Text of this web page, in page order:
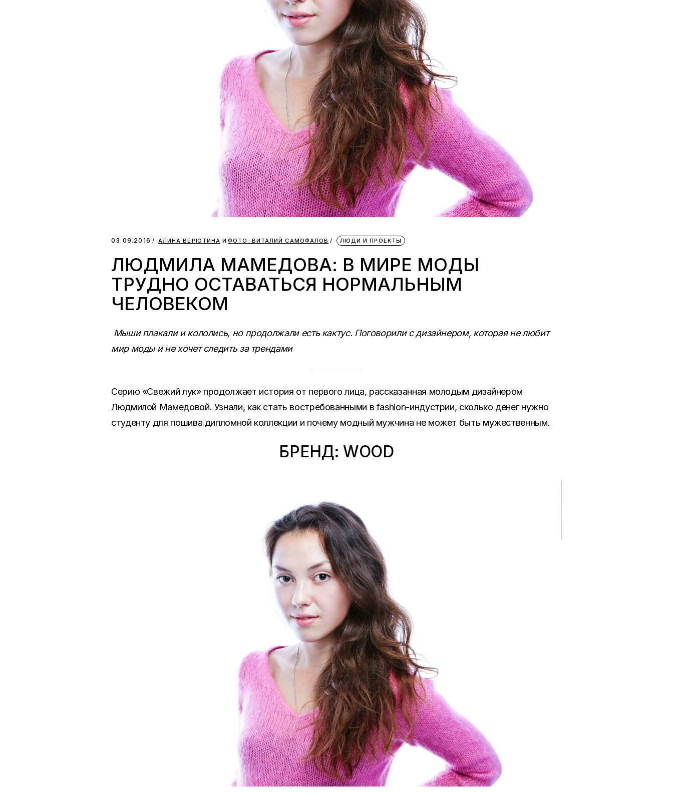
03.09.2016 АЛИНА ВЕРЮТИНА иФОТО: ВИТАЛИЙ САМОФАЛОВ ЛЮДИ И ПРОЕКТЫ
ЛЮДМИЛА МАМЕДОВА: В МИРЕ МОДЫ
ТРУДНО ОСТАВАТЬСЯ НОРМАЛЬНЫМ
ЧЕЛОВЕКОМ
Мыши плакали и кололись, но продолжали есть кактус. Поговорили с дизайнером, которая не любит
мир моды и не хочет следить за трендами
Серию «Свежий лук» продолжает история от первого лица, рассказанная молодым дизайнером
Людмилой Мамедовой. Узнали, как стать востребованными в fashion-индустрии, сколько денег нужно
студенту для пошива дипломной коллекции и почему модный мужчина не может быть мужественным.
БРЕНД: WOOD